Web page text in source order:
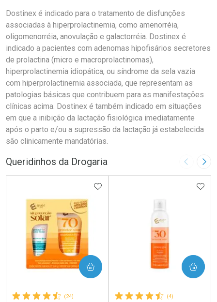
Dostinex é indicado para o tratamento de disfunções
associadas à hiperprolactinemia, como amenorréia,
oligomenorréia, anovulação e galactorréia. Dostinex é
indicado a pacientes com adenomas hipofisários secretores
de prolactina (micro e macroprolactinomas),
hiperprolactinemia idiopática, ou síndrome da sela vazia
com hiperprolactinemia associada, que representam as
patologias básicas que contribuem para as manifestações
clínicas acima. Dostinex é também indicado em situações
em que a inibição da lactação fisiológica imediatamente
após o parto e/ou a supressão da lactação já estabelecida
são clinicamente mandatórias.
Queridinhos da Drogaria Imagem
(24)
ADICIONAR AOS FAVORITOS
COMPRAR
(4)
COMPRAR